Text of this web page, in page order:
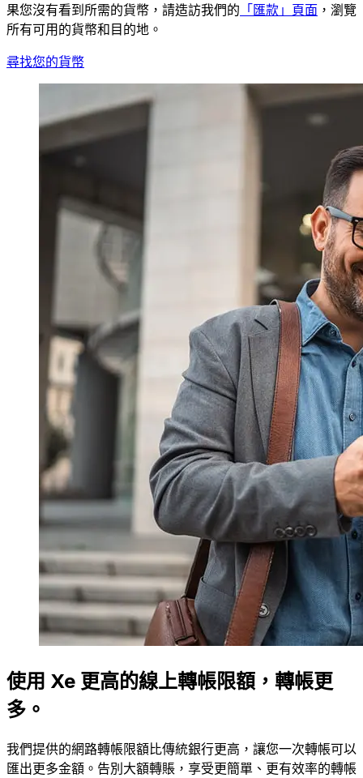
果您沒有看到所需的貨幣，請造訪我們的 「匯款」頁面 ，瀏覽
所有可用的貨幣和目的地。
尋找您的貨幣
使用 Xe 更高的線上轉帳限額，轉帳更
多。
我們提供的網路轉帳限額比傳統銀行更高，讓您一次轉帳可以
匯出更多金額。告別大額轉賬，享受更簡單、更有效率的轉帳